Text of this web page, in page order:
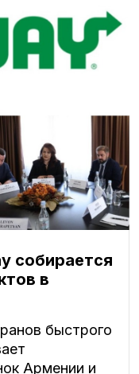
собирается
в
быстрого
Армении и